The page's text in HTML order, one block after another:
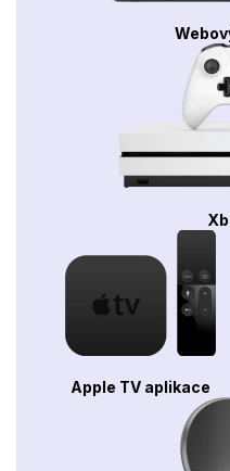
Apple TV aplikace